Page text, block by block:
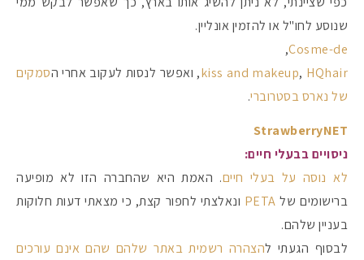
שנוסע לחו"ל או להזמין אונליין.
Cosme-de
,
kiss and makeup, HQhair , ואפשר לנסות לעקוב אחרי הסמקים
של נארס בסטרוברי.
StrawberryNET
ניסויים בבעלי חיים:
לא נוסה על בעלי חיים. האמת היא שהחברה הזו לא מופיעה
ברישומים של PETA ונאלצתי לחפור קצת, כי מצאתי דעות חלוקות
בעניין שלהם.
לבסוף הגעתי להצהרה רשמית באתר שלהם שהם אינם עורכים